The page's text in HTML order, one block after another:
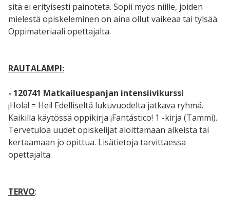
sitä ei erityisesti painoteta. Sopii myös niille, joiden
mielestä opiskeleminen on aina ollut vaikeaa tai tylsää.
Oppimateriaali opettajalta.
RAUTALAMPI:
- 120741 Matkailuespanjan intensiivikurssi
¡Hola! = Hei! Edelliseltä lukuvuodelta jatkava ryhmä.
Kaikilla käytössä oppikirja ¡Fantástico! 1 -kirja (Tammi).
Tervetuloa uudet opiskelijat aloittamaan alkeista tai
kertaamaan jo opittua. Lisätietoja tarvittaessa
opettajalta.
TERVO: